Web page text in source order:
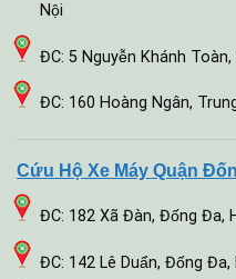
Nội
ĐC: 5 Nguyễn Khánh Toàn,
ĐC: 160 Hoàng Ngân,
Cứu Hộ Xe Máy Quận
ĐC: 182 Xã Đàn, Đống Đa,
ĐC: 142 Lê Duẩn, Đống Đa,